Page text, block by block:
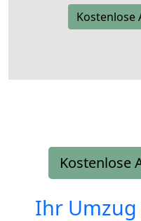
Kostenlose
Kostenlose
Ihr Umzug